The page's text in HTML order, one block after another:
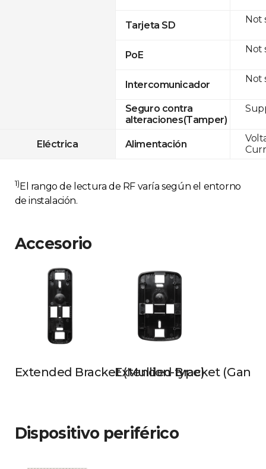
Tarjeta SD
PoE
Intercomunicador
Seguro contra
alteraciones(Tamper)
Eléctrica Alimentación
Not
Not
Not
1) El rango de lectura de RF varía según el entorno
de instalación.
Accesorio
Extended Bracket (Mullion-type)
Extended Bracket
Dispositivo periférico